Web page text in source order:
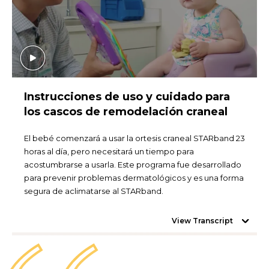
Instrucciones de uso y cuidado para
los cascos de remodelación craneal
El bebé comenzará a usar la ortesis craneal STARband 23
horas al día, pero necesitará un tiempo para
acostumbrarse a usarla. Este programa fue desarrollado
para prevenir problemas dermatológicos y es una forma
segura de aclimatarse al STARband.
View Transcript